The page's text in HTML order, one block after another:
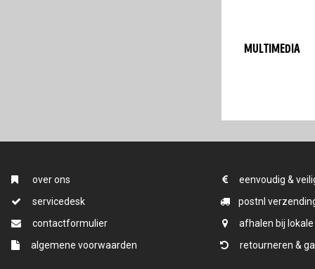
multimedia
over ons
servicedesk
contactformulier
algemene voorwaarden
eenvoudig &
postnl
afhalen bij
retourneren &